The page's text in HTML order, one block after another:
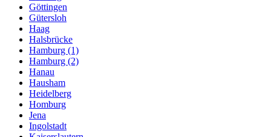
Göttingen
Gütersloh
Haag
Halsbrücke
Hamburg (1)
Hamburg (2)
Hanau
Hausham
Heidelberg
Homburg
Jena
Ingolstadt